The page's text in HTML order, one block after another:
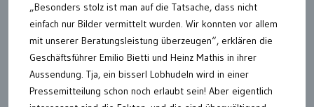
„Besonders stolz ist man auf die Tatsache, dass nicht
einfach nur Bilder vermittelt wurden. Wir konnten vor allem
mit unserer Beratungsleistung überzeugen“, erklären die
Geschäftsführer Emilio Bietti und Heinz Mathis in ihrer
Aussendung. Tja, ein bisserl Lobhudeln wird in einer
Pressemitteilung schon noch erlaubt sein! Aber eigentlich